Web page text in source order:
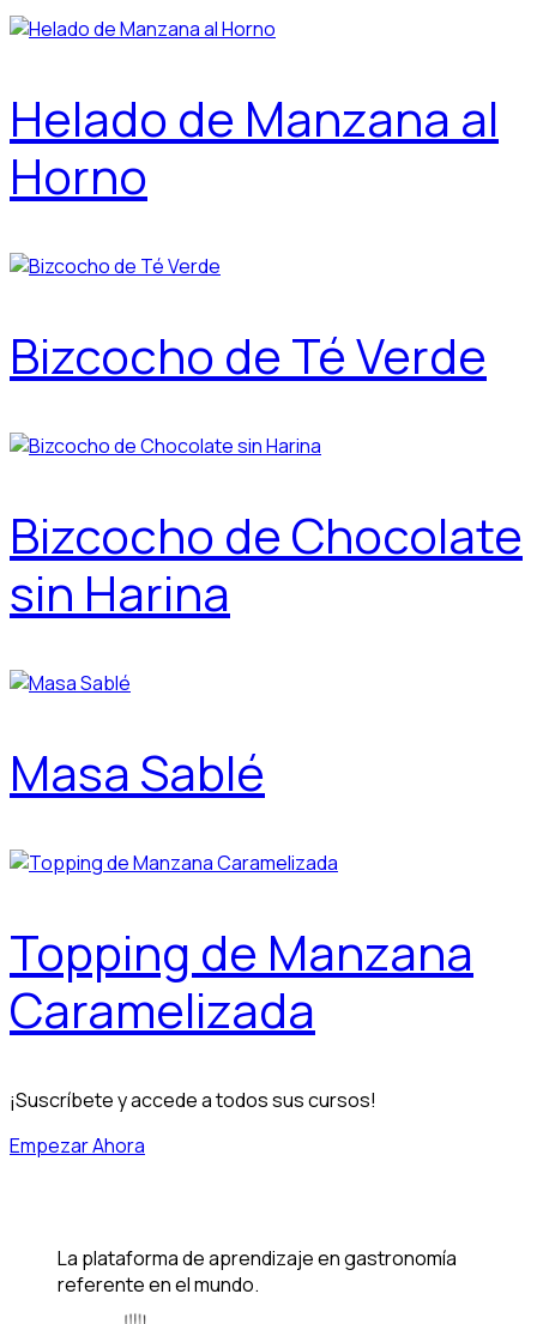
Helado de Manzana al
Horno
Bizcocho de Té Verde
Bizcocho de Chocolate
sin Harina
Masa Sablé
Topping de Manzana
Caramelizada
¡Suscríbete y accede a todos sus cursos!
Empezar Ahora
La plataforma de aprendizaje en gastronomía
referente en el mundo.